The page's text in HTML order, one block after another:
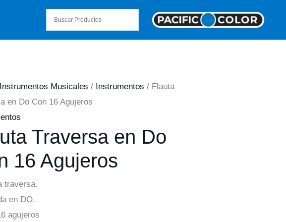
Instrumentos Musicales / Instrumentos / Flauta
en Do Con 16 Agujeros
Traversa en Do
16 Agujeros
traversa.
en DO.
agujeros